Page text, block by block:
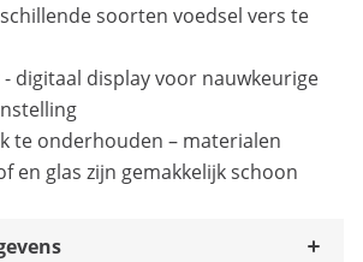
soorten voedsel vers te
- digitaal display voor nauwkeurige
te onderhouden – materialen
en glas zijn gemakkelijk schoon